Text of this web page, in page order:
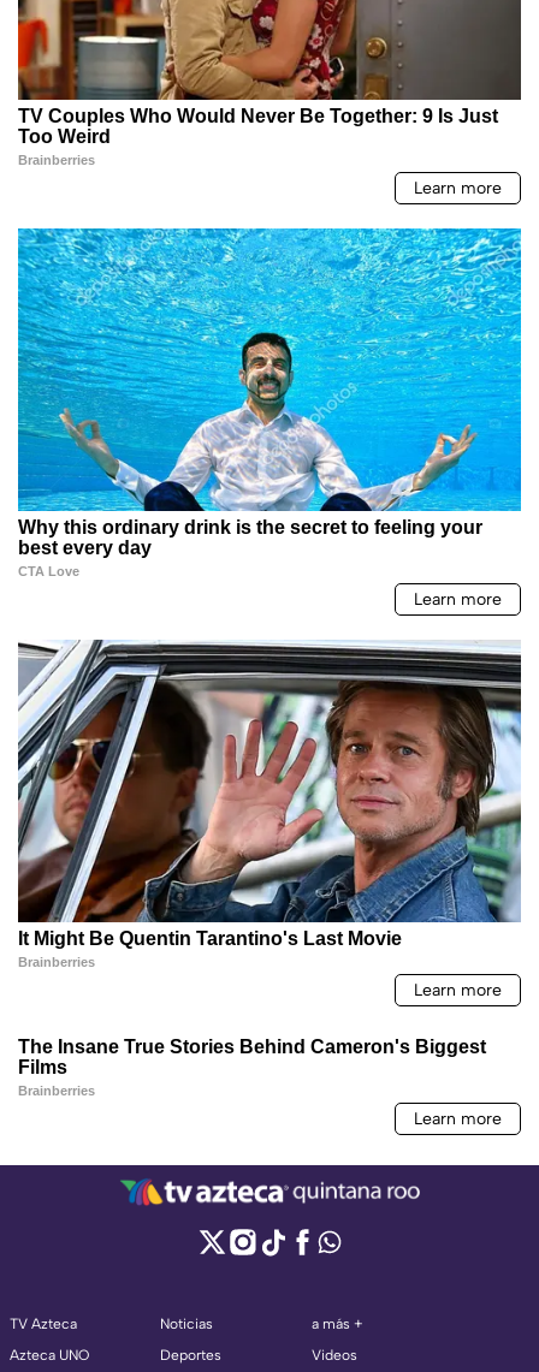
TV Azteca
Azteca UNO
Noticias
Deportes
a más +
Videos